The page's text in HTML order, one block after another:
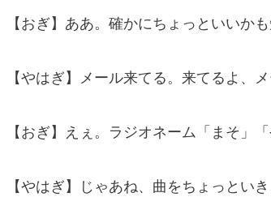
【おぎ】ああ。確かにちょっといいか
【やはぎ】メール来てる。来てるよ、メ
【おぎ】えぇ。ラジオネーム「まそ」
【やはぎ】じゃあね、曲をちょっとい